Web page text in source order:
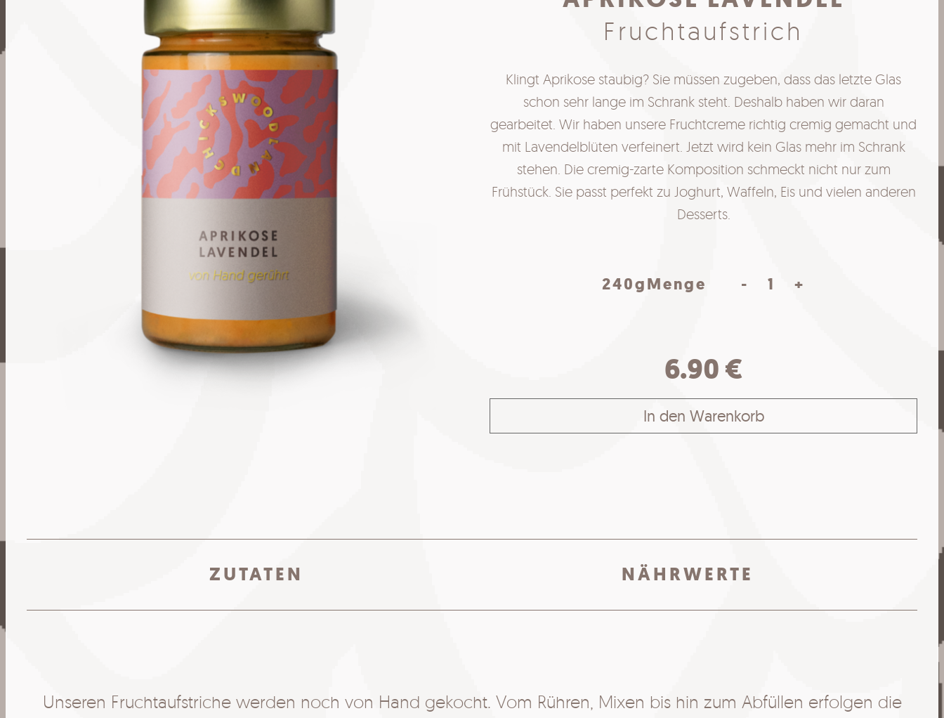
Fruchtaufstrich
Klingt Aprikose staubig? Sie müssen zugeben, dass das letzte Glas
schon sehr lange im Schrank steht. Deshalb haben wir daran
gearbeitet. Wir haben unsere Fruchtcreme richtig cremig gemacht und
mit Lavendelblüten verfeinert. Jetzt wird kein Glas mehr im Schrank
stehen. Die cremig-zarte Komposition schmeckt nicht nur zum
Frühstück. Sie passt perfekt zu Joghurt, Waffeln, Eis und vielen anderen
Desserts.
240gMenge -
Aprikose
+
6.90€
In den Warenkorb
ZUTATEN NÄHRWERTE
Unseren Fruchtaufstriche werden noch von Hand gekocht. Vom Rühren, Mixen bis hin zum Abfüllen erfolgen die